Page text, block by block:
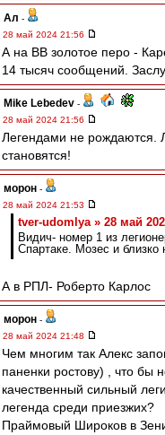
Ал -
28 май 2024 21:56
А на ВВ золотое перо -
14 тысяч сообщений.
Mike Lebedev -
28 май 2024 21:56
Легендами не рождаются.
становятся!
морон -
28 май 2024 21:53
tver-udomlya » 28 май
Видич- номер 1 из
Спартаке. Мозес и близко
А в РПЛ- Роберто Карлос
морон -
28 май 2024 21:48
Чем многим так Алекс
паненки ростову) , что бы
качественный сильный
легенда среди приезжих?
Праймовый Широков в